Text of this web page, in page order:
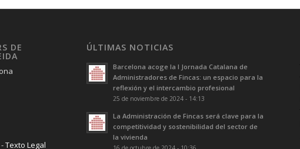
DE
Texto Legal
ÚLTIMAS NOTICIAS
Barcelona acoge la I Jornada Catalana de
Administradores de Fincas: un espacio para la
reflexión y el intercambio profesional
25 de noviembre de 2024 - 14:13
La Administración de Fincas será clave para la
competitividad y sostenibilidad del sector de
la vivienda